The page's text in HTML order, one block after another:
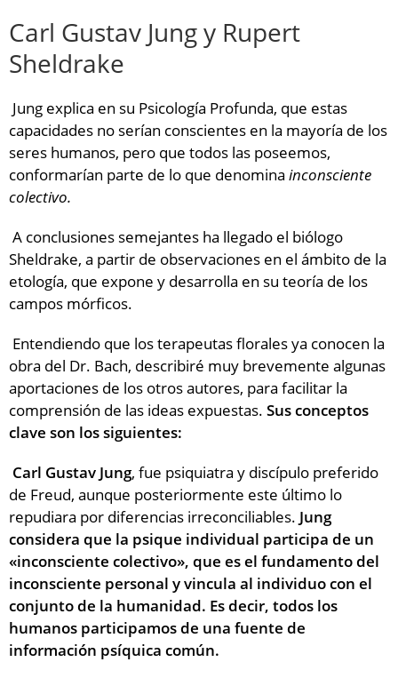
Carl Gustav Jung y Rupert
Sheldrake
Jung explica en su Psicología Profunda, que estas
capacidades no serían conscientes en la mayoría de los
seres humanos, pero que todos las poseemos,
conformarían parte de lo que denomina inconsciente
colectivo.
A conclusiones semejantes ha llegado el biólogo
Sheldrake, a partir de observaciones en el ámbito de la
etología, que expone y desarrolla en su teoría de los
campos mórficos.
Entendiendo que los terapeutas florales ya conocen la
obra del Dr. Bach, describiré muy brevemente algunas
aportaciones de los otros autores, para facilitar la
comprensión de las ideas expuestas. Sus conceptos
clave son los siguientes:
Carl Gustav Jung, fue psiquiatra y discípulo preferido
de Freud, aunque posteriormente este último lo
repudiara por diferencias irreconciliables. Jung
considera que la psique individual participa de un
«inconsciente colectivo», que es el fundamento del
inconsciente personal y vincula al individuo con el
conjunto de la humanidad. Es decir, todos los
humanos participamos de una fuente de
información psíquica común.